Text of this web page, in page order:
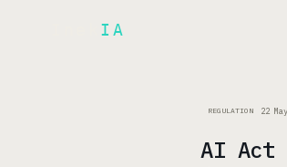
IA
REGULATION 22
AI Act